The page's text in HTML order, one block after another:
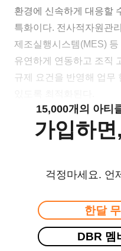
환경에 신속하게 대응할
특화이다. 전사적자원관
제조실행시스템(MES)
유연하게 연동하고 조직
규제 요건을 반영해 업무
15,000개의 아티
가입하
걱정마세요. 언
한달
DBR 멤